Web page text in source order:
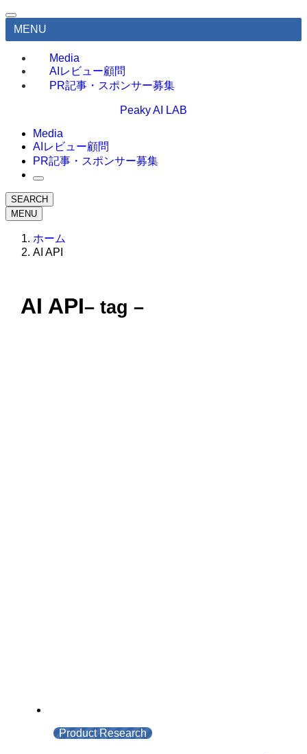
MENU
Media
AIレビュー顧問
PR記事・スポンサー募集
Peaky AI LAB
Media
AIレビュー顧問
PR記事・スポンサー募集
SEARCH
MENU
ホーム
AI API
AI API– tag –
Product Research